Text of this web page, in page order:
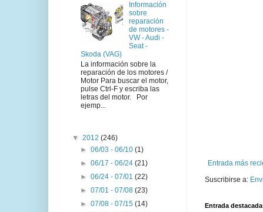
Entrada más
Suscribirse a:
Entrada destacada
Información
sobre
reparación
de motores -
VW - Audi -
Seat -
Skoda (VAG)
La información sobre la
reparación de los motores /
Motor Para buscar el motor,
pulse Ctrl-F y escriba las
letras del motor. Por
ejemp...
▼ 2012 (246)
►06/03 - 06/10(1)
►06/17 - 06/24(21)
►06/24 - 07/01(22)
►07/01 - 07/08(23)
►07/08 - 07/15(14)